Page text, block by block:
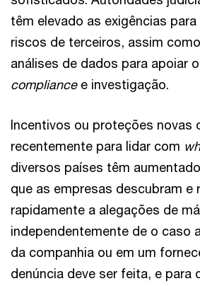
têm elevado as exigências
riscos de terceiros, assim
análises de dados para apoiar
compliancee investigação.
Incentivos ou proteções novas
recentemente para lidar com
diversos países têm
que as empresas descubram e
rapidamente a alegações de
independentemente de o caso
da companhia ou em um
denúncia deve ser feita, e para